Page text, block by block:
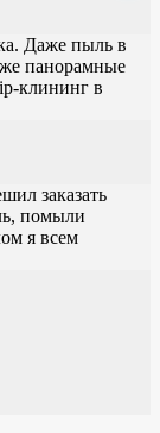
Даже пыль в
панорамные
клининг в
заказать
помыли
я всем